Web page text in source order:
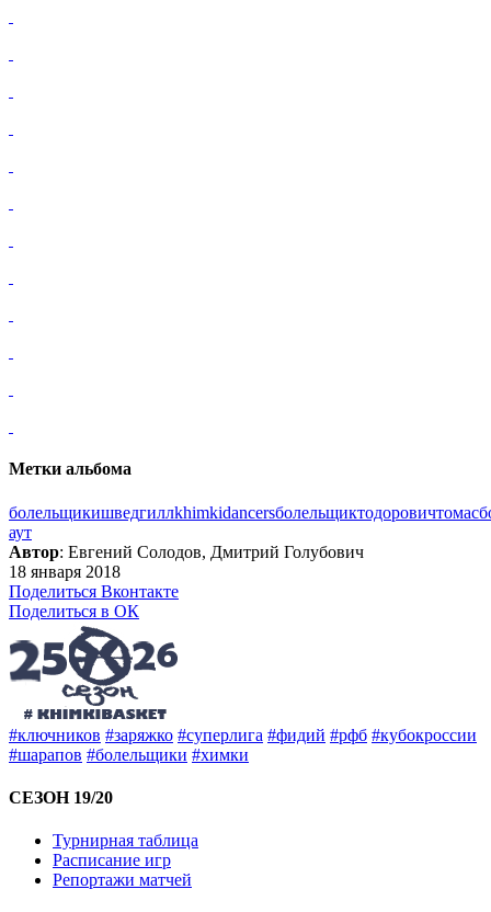
Метки альбома
болельщикишведгиллkhimkidancersболельщиктодоровичтомас
аут
Автор: Евгений Солодов, Дмитрий Голубович
18 января 2018
Поделиться Вконтакте
Поделиться в ОК
#ключников #заряжко #суперлига #фидий #рфб #кубокроссии
#шарапов #болельщики #химки
СЕЗОН 19/20
Турнирная таблица
Расписание игр
Репортажи матчей